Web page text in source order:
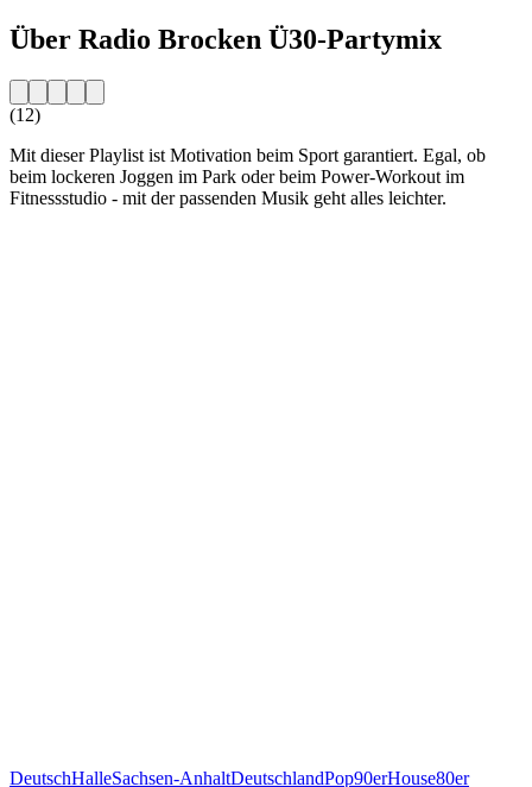
Über Radio Brocken Ü30-Partymix
(12)
Mit dieser Playlist ist Motivation beim Sport garantiert. Egal, ob
beim lockeren Joggen im Park oder beim Power-Workout im
Fitnessstudio - mit der passenden Musik geht alles leichter.
DeutschHalleSachsen-AnhaltDeutschlandPop90erHouse80er